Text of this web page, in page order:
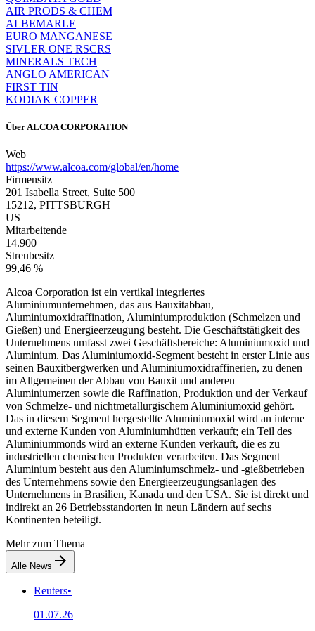
AIR PRODS & CHEM
ALBEMARLE
EURO MANGANESE
SIVLER ONE RSCRS
MINERALS TECH
ANGLO AMERICAN
FIRST TIN
KODIAK COPPER
Über ALCOA CORPORATION
Web
https://www.alcoa.com/global/en/home
Firmensitz
201 Isabella Street, Suite 500
15212, PITTSBURGH
US
Mitarbeitende
14.900
Streubesitz
99,46 %
Alcoa Corporation ist ein vertikal integriertes
Aluminiumunternehmen, das aus Bauxitabbau,
Aluminiumoxidraffination, Aluminiumproduktion (Schmelzen und
Gießen) und Energieerzeugung besteht. Die Geschäftstätigkeit des
Unternehmens umfasst zwei Geschäftsbereiche: Aluminiumoxid und
Aluminium. Das Aluminiumoxid-Segment besteht in erster Linie aus
seinen Bauxitbergwerken und Aluminiumoxidraffinerien, zu denen
im Allgemeinen der Abbau von Bauxit und anderen
Aluminiumerzen sowie die Raffination, Produktion und der Verkauf
von Schmelze- und nichtmetallurgischem Aluminiumoxid gehört.
Das in diesem Segment hergestellte Aluminiumoxid wird an interne
und externe Kunden von Aluminiumhütten verkauft; ein Teil des
Aluminiummonds wird an externe Kunden verkauft, die es zu
industriellen chemischen Produkten verarbeiten. Das Segment
Aluminium besteht aus den Aluminiumschmelz- und -gießbetrieben
des Unternehmens sowie den Energieerzeugungsanlagen des
Unternehmens in Brasilien, Kanada und den USA. Sie ist direkt und
indirekt an 26 Betriebsstandorten in neun Ländern auf sechs
Kontinenten beteiligt.
Mehr zum Thema
Alle News
Reuters•
01.07.26